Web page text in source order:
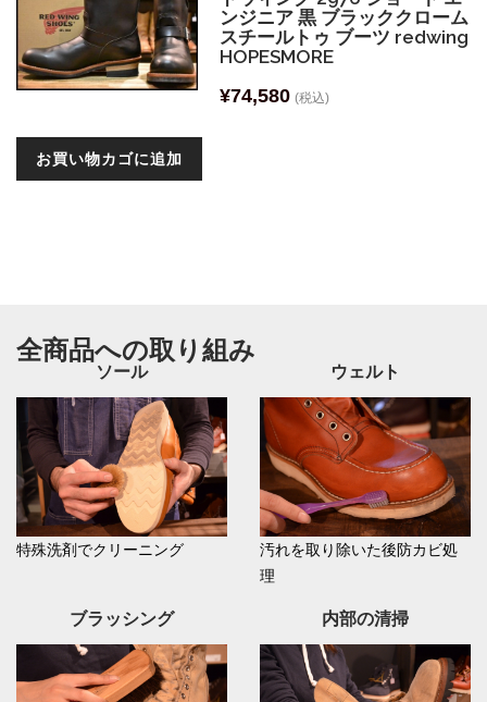
ンジニア 黒 ブラッククローム
スチールトゥ ブーツ redwing
HOPESMORE
¥74,580 (税込)
お買い物カゴに追加
全商品への取り組み
ソール
特殊洗剤でクリーニング
ウェルト
汚れを取り除いた後防カビ処
理
ブラッシング 内部の清掃